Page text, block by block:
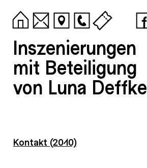
Inszenierungen
mit Beteiligung
von Luna Deffke
Kontakt (2010)